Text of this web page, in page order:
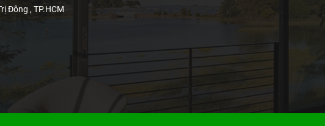
Hướng Dẫn An Toàn Vận Chuyển Hóa Chất Công Nghiệp
Đông , TP.HCM